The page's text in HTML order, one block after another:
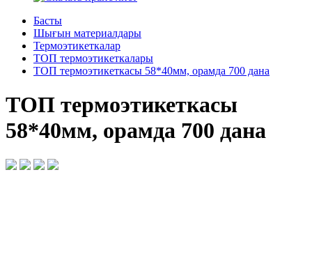
Басты
Шығын материалдары
Термоэтикеткалар
ТОП термоэтикеткалары
ТОП термоэтикеткасы 58*40мм, орамда 700 дана
ТОП термоэтикеткасы
58*40мм, орамда 700 дана